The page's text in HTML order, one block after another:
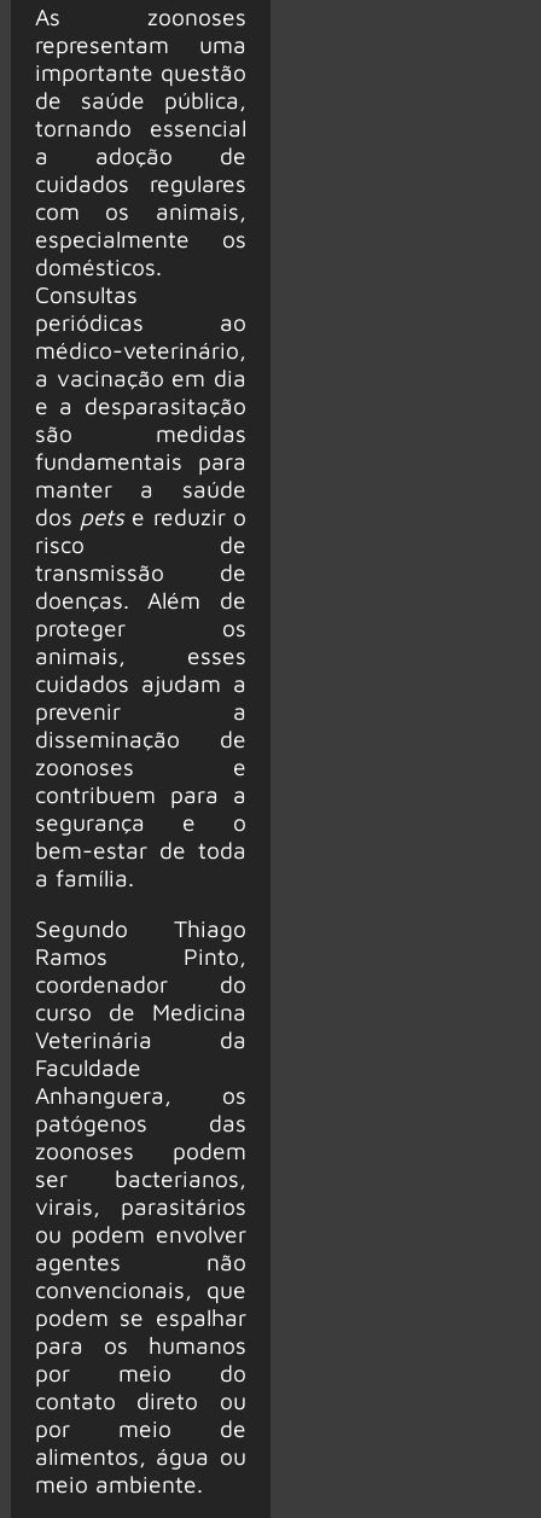
As zoonoses
representam uma
importante questão
de saúde pública,
tornando essencial
a adoção de
cuidados regulares
com os animais,
especialmente os
domésticos.
Consultas
periódicas ao
médico-veterinário,
a vacinação em dia
e a desparasitação
são medidas
fundamentais para
manter a saúde
dos petse reduzir o
risco de
transmissão de
doenças. Além de
proteger os
animais, esses
cuidados ajudam a
prevenir a
disseminação de
zoonoses e
contribuem para a
segurança e o
bem-estar de toda
a família.
Segundo Thiago
Ramos Pinto,
coordenador do
curso de Medicina
Veterinária da
Faculdade
Anhanguera, os
patógenos das
zoonoses podem
ser bacterianos,
virais, parasitários
ou podem envolver
agentes não
convencionais, que
podem se espalhar
para os humanos
por meio do
contato direto ou
por meio de
alimentos, água ou
meio ambiente.